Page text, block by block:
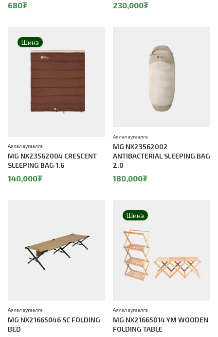
680₮ 230,000₮
Шинэ
MG NX23562004 CRESCENT
SLEEPING BAG 1.6
Аялал зугаалга
140,000₮
MG NX23562002
ANTIBACTERIAL SLEEPING BAG
2.0
Аялал зугаалга
180,000₮
MG NX21665046 SC FOLDING
BED
Аялал зугаалга
Шинэ
MG NX21665014 YM WOODEN
FOLDING TABLE
Аялал зугаалга